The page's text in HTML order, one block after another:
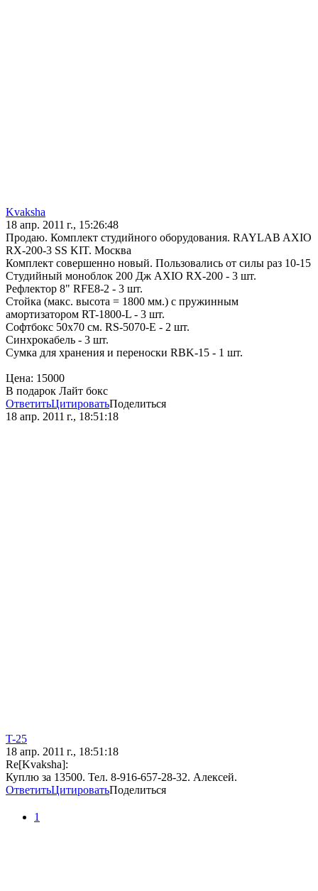
Kvaksha
18 апр. 2011 г., 15:26:48
Продаю. Комплект студийного оборудования. RAYLAB AXIO
RX-200-3 SS KIT. Москва
Комплект совершенно новый. Пользовались от силы раз 10-15
Студийный моноблок 200 Дж AXIO RX-200 - 3 шт.
Рефлектор 8" RFE8-2 - 3 шт.
Стойка (макс. высота = 1800 мм.) с пружинным
амортизатором RT-1800-L - 3 шт.
Софтбокс 50x70 см. RS-5070-E - 2 шт.
Синхрокабель - 3 шт.
Сумка для хранения и переноски RBK-15 - 1 шт.
Цена: 15000
В подарок Лайт бокс
ОтветитьЦитироватьПоделиться
18 апр. 2011 г., 18:51:18
T-25
18 апр. 2011 г., 18:51:18
Re[Kvaksha]:
Куплю за 13500. Тел. 8-916-657-28-32. Алексей.
ОтветитьЦитироватьПоделиться
1